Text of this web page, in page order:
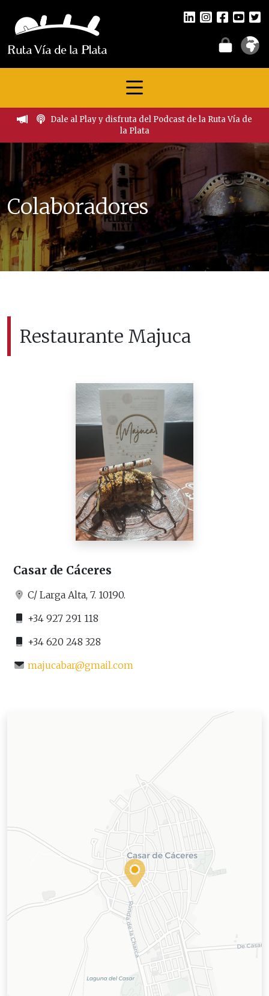
Dale al Play y disfruta del Podcast de la Ruta Vía de
la Plata
Colaboradores
Restaurante Majuca
Casar de Cáceres
C/ Larga Alta, 7. 10190.
+34 927 291 118
+34 620 248 328
majucabar@gmail.com